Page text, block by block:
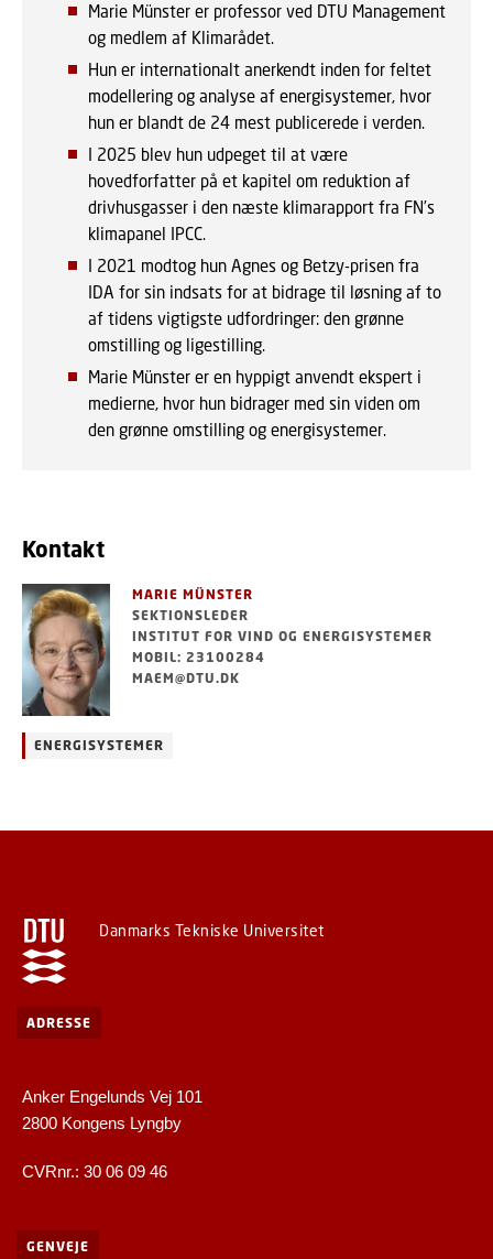
Marie Münster er professor ved DTU Management
og medlem af Klimarådet.
Hun er internationalt anerkendt inden for feltet
modellering og analyse af energisystemer, hvor
hun er blandt de 24 mest publicerede i verden.
I 2025 blev hun udpeget til at være
hovedforfatter på et kapitel om reduktion af
drivhusgasser i den næste klimarapport fra FN’s
klimapanel IPCC.
I 2021 modtog hun Agnes og Betzy-prisen fra
IDA for sin indsats for at bidrage til løsning af to
af tidens vigtigste udfordringer: den grønne
omstilling og ligestilling.
Marie Münster er en hyppigt anvendt ekspert i
medierne, hvor hun bidrager med sin viden om
den grønne omstilling og energisystemer.
Kontakt
MARIE MÜNSTER
SEKTIONSLEDER
INSTITUT FOR VIND OG ENERGISYSTEMER
MOBIL: 23100284
MAEM@DTU.DK
ENERGISYSTEMER
Danmarks Tekniske Universitet
ADRESSE
Anker Engelunds Vej 101
2800 Kongens Lyngby
CVRnr.: 30 06 09 46
GENVEJE